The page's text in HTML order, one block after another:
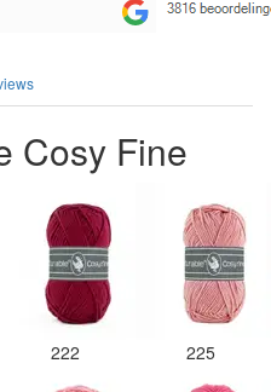
Cosy Fine
222 225